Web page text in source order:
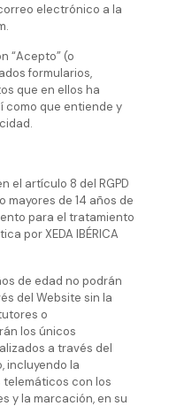
electrónico a la
“Acepto” (o
formularios,
que en ellos ha
como que entiende y
el artículo 8 del RGPD
mayores de 14 años de
para el tratamiento
por XEDA IBÉRICA
de edad no podrán
del Website sin la
o
los únicos
a través del
incluyendo la
con los
y la marcación, en su